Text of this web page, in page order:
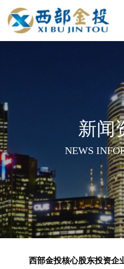
新闻
NEWS
西部金投核心股东投资企